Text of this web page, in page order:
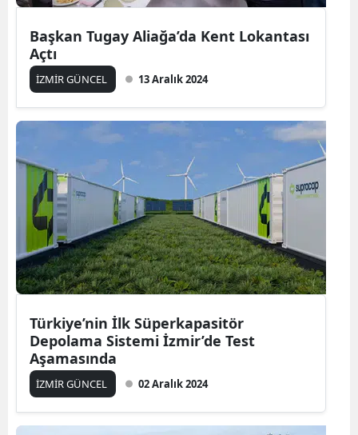
Başkan Tugay Aliağa’da Kent Lokantası
Açtı
İZMİR GÜNCEL 13 Aralık 2024
Türkiye’nin İlk Süperkapasitör
Depolama Sistemi İzmir’de Test
Aşamasında
İZMİR GÜNCEL 02 Aralık 2024